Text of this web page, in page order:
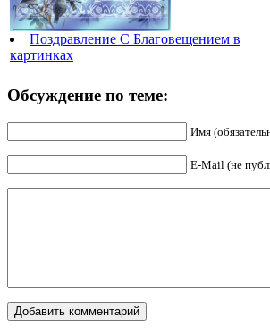
Поздравление С Благовещением в
картинках
Обсуждение по теме:
Имя
E-Mail (не